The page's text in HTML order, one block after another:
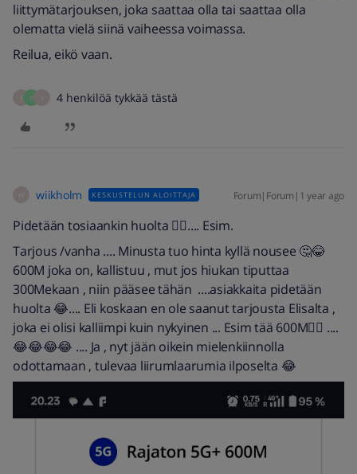
liittymätarjouksen, joka saattaa olla tai saattaa olla
olematta vielä siinä vaiheessa voimassa.
Reilua, eikö vaan.
H 4 henkilöä tykkää tästä
wiikholm KESKUSTELUN ALOITTAJA Forum|Forum|1 year ago
Pidetään tosiaankin huolta 🤷‍♂️.... Esim.
Tarjous /vanha .... Minusta tuo hinta kyllä nousee 🤔😂
600M joka on, kallistuu , mut jos hiukan tiputtaa
300Mekaan , niin pääsee tähän ....asiakkaita pidetään
huolta 😂.... Eli koskaan en ole saanut tarjousta Elisalta ,
joka ei olisi kalliimpi kuin nykyinen ... Esim tää 600M🤷‍♂️ ....
😂😂😂😂 .... Ja , nyt jään oikein mielenkiinnolla
odottamaan , tulevaa liirumlaarumia ilposelta 😂